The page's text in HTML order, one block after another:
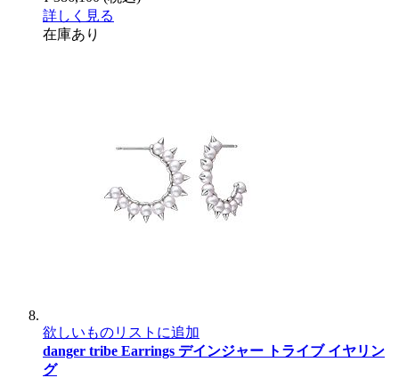
詳しく見る
在庫あり
欲しいものリストに追加
danger tribe Earrings デインジャー トライブ イヤリン
グ